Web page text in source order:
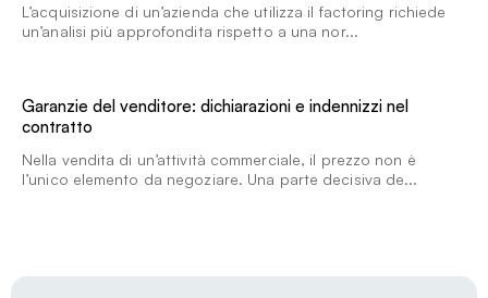
L’acquisizione di un’azienda che utilizza il factoring richiede
un’analisi più approfondita rispetto a una nor...
Garanzie del venditore: dichiarazioni e indennizzi nel
contratto
Nella vendita di un’attività commerciale, il prezzo non è
l’unico elemento da negoziare. Una parte decisiva de...